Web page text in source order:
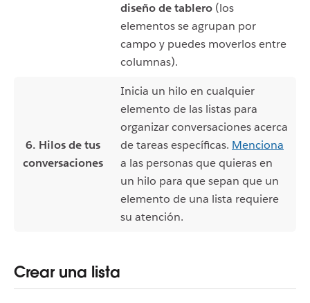
diseño de tablero (los
elementos se agrupan por
campo y puedes moverlos entre
columnas).
6. Hilos de tus
conversaciones
Inicia un hilo en cualquier
elemento de las listas para
organizar conversaciones acerca
de tareas específicas. Menciona
a las personas que quieras en
un hilo para que sepan que un
elemento de una lista requiere
su atención.
Crear una lista